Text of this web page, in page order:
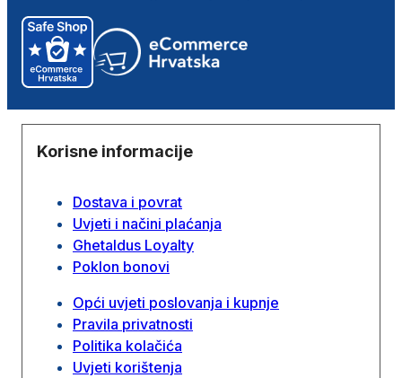
Korisne informacije
Dostava i povrat
Uvjeti i načini plaćanja
Ghetaldus Loyalty
Poklon bonovi
Opći uvjeti poslovanja i kupnje
Pravila privatnosti
Politika kolačića
Uvjeti korištenja